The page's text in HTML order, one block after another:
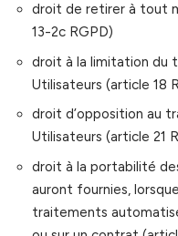
droit de retirer à tout
13-2c RGPD)
droit à la limitation du
Utilisateurs (article 18
droit d’opposition au
Utilisateurs (article 21
droit à la portabilité
auront fournies,
traitements